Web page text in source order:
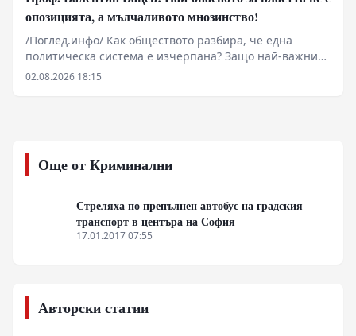
опозицията, а мълчаливото мнозинство!
/Поглед.инфо/ Как обществото разбира, че една
политическа система е изчерпана? Защо най-важните
промени започват много преди изборите и защо
обществото“ – фазата, в която доверието към стария
модел вече е разрушено, но новият все още не се е
кризата на либералния модел, смяната на елитите,
историческите паралели с България, Франция, Русия
и Германия, както и за причините обществата
02.08.2026 18:15
Още от Криминални
Стреляха по препълнен автобус на градския
транспорт в центъра на София
17.01.2017 07:55
Авторски статии